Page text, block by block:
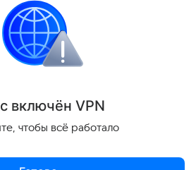
издания смогут начать
раньше.
включён VPN
чтобы всё работало